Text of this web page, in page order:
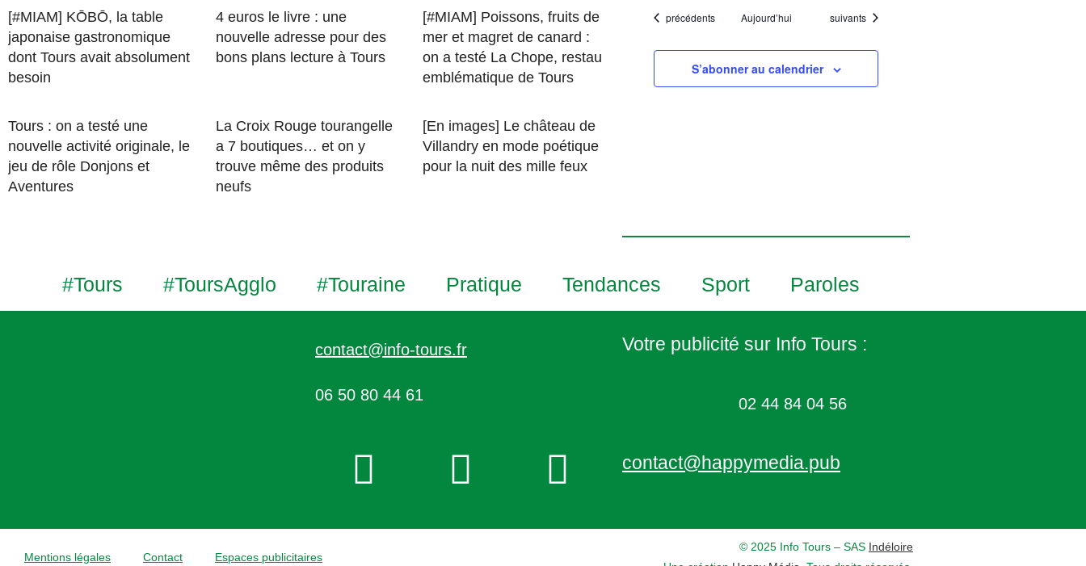
[#MIAM] KŌBŌ, la table
japonaise gastronomique
dont Tours avait absolument
besoin
4 euros le livre : une
nouvelle adresse pour des
bons plans lecture à Tours
[#MIAM] Poissons, fruits de
mer et magret de canard :
on a testé La Chope, restau
emblématique de Tours
Tours : on a testé une
nouvelle activité originale, le
jeu de rôle Donjons et
Aventures
La Croix Rouge tourangelle
a 7 boutiques… et on y
trouve même des produits
neufs
[En images] Le château de
Villandry en mode poétique
pour la nuit des mille feux
n
e
v
e
t
V
e
Évènements
précédents Aujourd’hui Évènements
suivants
S’abonner au calendrier
#Tours #ToursAgglo #Touraine Pratique Tendances Sport Paroles
contact@info-tours.fr
06 50 80 44 61
Votre publicité sur Info Tours :
02 44 84 04 56
contact@happymedia.pub
Mentions légales Contact Espaces publicitaires
© 2025 Info Tours – SAS Indéloire